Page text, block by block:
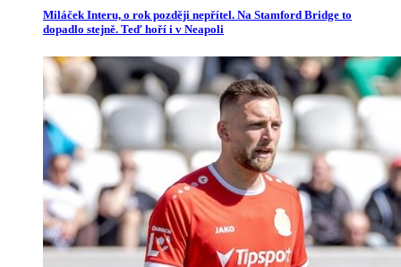
Miláček Interu, o rok později nepřítel. Na Stamford Bridge to
dopadlo stejně. Teď hoří i v Neapoli